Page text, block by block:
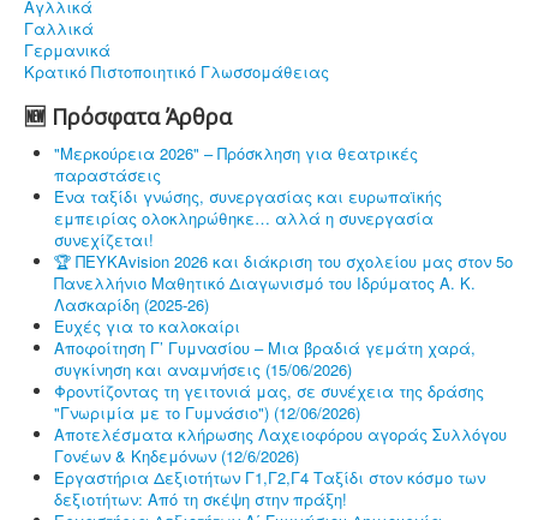
Αγλλικά
Γαλλικά
Γερμανικά
Κρατικό Πιστοποιητικό Γλωσσομάθειας
🆕 Πρόσφατα Άρθρα
"Μερκούρεια 2026" – Πρόσκληση για θεατρικές
παραστάσεις
Ένα ταξίδι γνώσης, συνεργασίας και ευρωπαϊκής
εμπειρίας ολοκληρώθηκε… αλλά η συνεργασία
συνεχίζεται!
🏆 ΠΕΥΚΑvision 2026 και διάκριση του σχολείου μας στον 5ο
Πανελλήνιο Μαθητικό Διαγωνισμό του Ιδρύματος Α. Κ.
Λασκαρίδη (2025-26)
Ευχές για το καλοκαίρι
Αποφοίτηση Γ’ Γυμνασίου – Μια βραδιά γεμάτη χαρά,
συγκίνηση και αναμνήσεις (15/06/2026)
Φροντίζοντας τη γειτονιά μας, σε συνέχεια της δράσης
"Γνωριμία με το Γυμνάσιο") (12/06/2026)
Αποτελέσματα κλήρωσης Λαχειοφόρου αγοράς Συλλόγου
Γονέων & Κηδεμόνων (12/6/2026)
Εργαστήρια Δεξιοτήτων Γ1,Γ2,Γ4 Ταξίδι στον κόσμο των
δεξιοτήτων: Από τη σκέψη στην πράξη!